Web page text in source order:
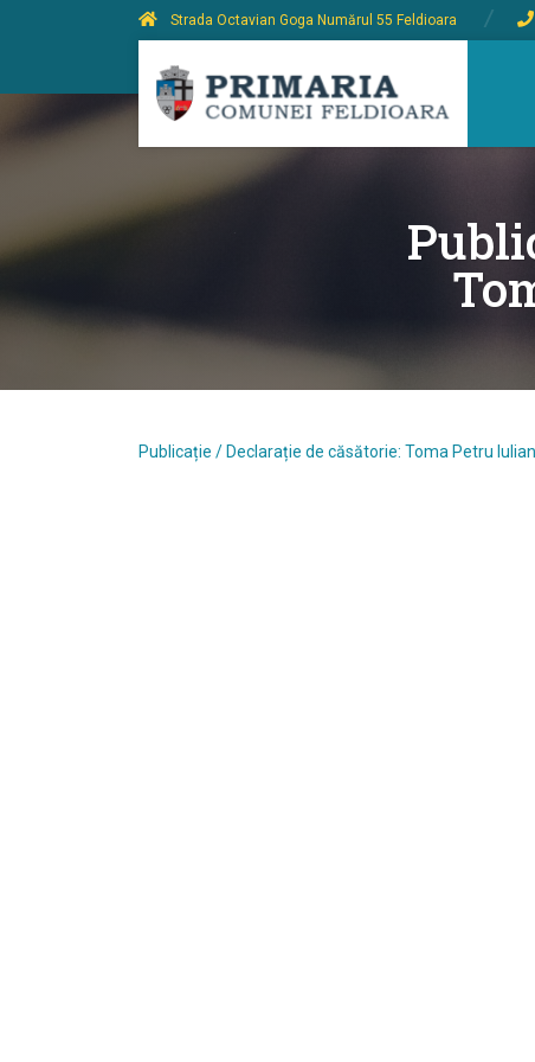
Strada Octavian Goga Numărul 55 Feldioara
Publicație / Declarație de căsătorie: Toma Petru